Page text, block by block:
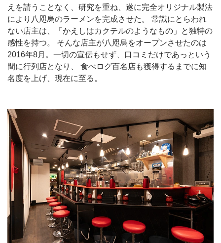
えを請うことなく、研究を重ね、遂に完全オリジナル製法
により八咫烏のラーメンを完成させた。 常識にとらわれ
ない店主は、「かえしはカクテルのようなもの」と独特の
感性を持つ。 そんな店主が八咫烏をオープンさせたのは
2016年8月。一切の宣伝もせず、口コミだけであっという
間に行列店となり、 食べログ百名店も獲得するまでに知
名度を上げ、現在に至る。